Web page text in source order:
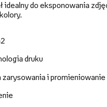
idealny do eksponowania
druku
zarysowania i promieniowanie